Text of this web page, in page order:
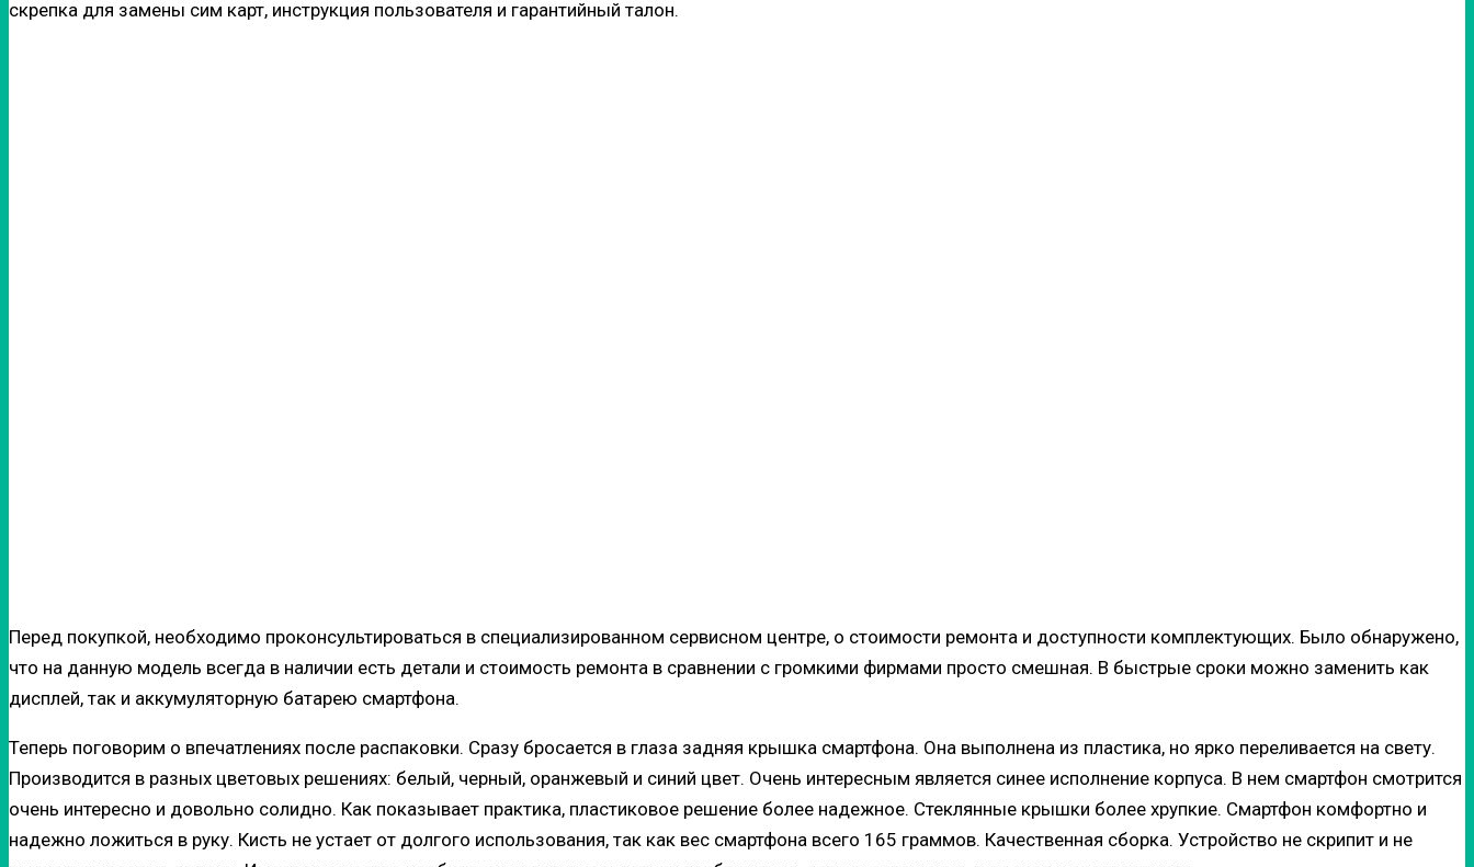
скрепка для замены сим карт, инструкция пользователя и гарантийный талон.
Перед покупкой, необходимо проконсультироваться в специализированном сервисном центре, о стоимости ремонта и доступности комплектующих. Было обнаружено,
что на данную модель всегда в наличии есть детали и стоимость ремонта в сравнении с громкими фирмами просто смешная. В быстрые сроки можно заменить как
дисплей, так и аккумуляторную батарею смартфона.
Теперь поговорим о впечатлениях после распаковки. Сразу бросается в глаза задняя крышка смартфона. Она выполнена из пластика, но ярко переливается на свету.
Производится в разных цветовых решениях: белый, черный, оранжевый и синий цвет. Очень интересным является синее исполнение корпуса. В нем смартфон смотрится
очень интересно и довольно солидно. Как показывает практика, пластиковое решение более надежное. Стеклянные крышки более хрупкие. Смартфон комфортно и
надежно ложиться в руку. Кисть не устает от долгого использования, так как вес смартфона всего 165 граммов. Качественная сборка. Устройство не скрипит и не